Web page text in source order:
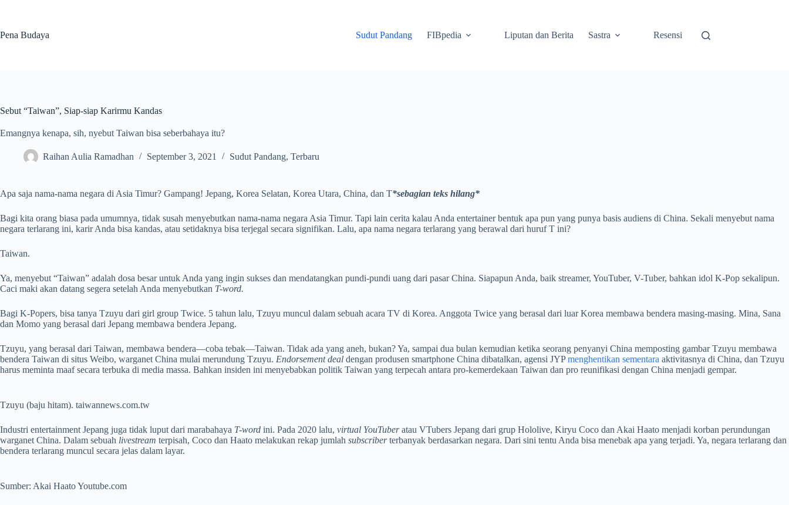
Pena Budaya
Sudut Pandang FIBpedia Liputan dan Berita Sastra Resensi
Sebut “Taiwan”, Siap-siap Karirmu Kandas
Emangnya kenapa, sih, nyebut Taiwan bisa seberbahaya itu?
Raihan Aulia Ramadhan September 3, 2021 Sudut Pandang, Terbaru
Apa saja nama-nama negara di Asia Timur? Gampang! Jepang, Korea Selatan, Korea Utara, China, dan T*sebagian teks hilang*
Bagi kita orang biasa pada umumnya, tidak susah menyebutkan nama-nama negara Asia Timur. Tapi lain cerita kalau Anda entertainer bentuk apa pun yang punya basis audiens di China. Sekali menyebut nama
negara terlarang ini, karir Anda bisa kandas, atau setidaknya bisa terjegal secara signifikan. Lalu, apa nama negara terlarang yang berawal dari huruf T ini?
Taiwan.
Ya, menyebut “Taiwan” adalah dosa besar untuk Anda yang ingin sukses dan mendatangkan pundi-pundi uang dari pasar China. Siapapun Anda, baik streamer, YouTuber, V-Tuber, bahkan idol K-Pop sekalipun.
Caci maki akan datang segera setelah Anda menyebutkan T-word.
Bagi K-Popers, bisa tanya Tzuyu dari girl group Twice. 5 tahun lalu, Tzuyu muncul dalam sebuah acara TV di Korea. Anggota Twice yang berasal dari luar Korea membawa bendera masing-masing. Mina, Sana
dan Momo yang berasal dari Jepang membawa bendera Jepang.
Tzuyu, yang berasal dari Taiwan, membawa bendera—coba tebak—Taiwan. Tidak ada yang aneh, bukan? Ya, sampai dua bulan kemudian ketika seorang penyanyi China memposting gambar Tzuyu membawa
bendera Taiwan di situs Weibo, warganet China mulai merundung Tzuyu. Endorsement deal dengan produsen smartphone China dibatalkan, agensi JYPmenghentikan sementara aktivitasnya di China, dan Tzuyu
harus meminta maaf secara terbuka di media massa. Bahkan insiden ini menyebabkan politik Taiwan yang terpecah antara pro-kemerdekaan Taiwan dan pro reunifikasi dengan China menjadi gempar.
Tzuyu (baju hitam). taiwannews.com.tw
Industri entertainment Jepang juga tidak luput dari marabahaya T-word ini. Pada 2020 lalu, virtual YouTuberatau VTubers Jepang dari grup Hololive, Kiryu Coco dan Akai Haato menjadi korban perundungan
warganet China. Dalam sebuah livestream terpisah, Coco dan Haato melakukan rekap jumlah subscriberterbanyak berdasarkan negara. Dari sini tentu Anda bisa menebak apa yang terjadi. Ya, negara terlarang dan
bendera terlarang muncul secara jelas dalam layar.
Sumber: Akai Haato Youtube.com